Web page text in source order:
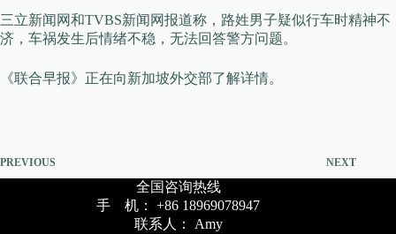
三立新闻网和TVBS新闻网报道称，路姓男子疑似行车时精神不
济，车祸发生后情绪不稳，无法回答警方问题。
《联合早报》正在向新加坡外交部了解详情。
PREVIOUS NEXT
全国咨询热线
手 机： +86 18969078947
联系人： Amy